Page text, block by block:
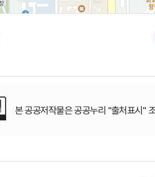
본 공공저작물은 공공누리 "출처표시"